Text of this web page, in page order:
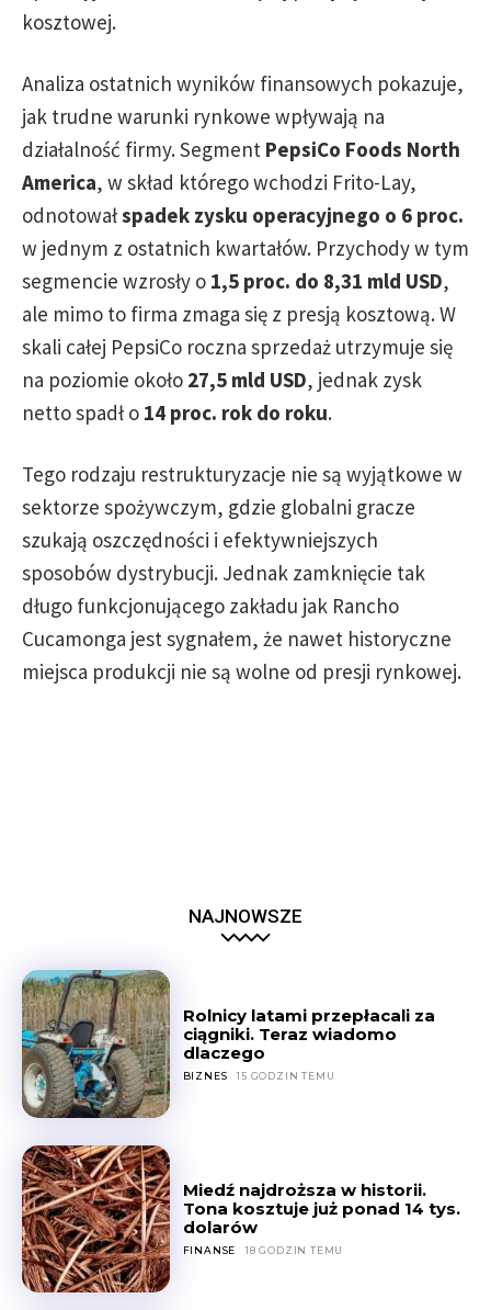
kosztowej.
Analiza ostatnich wyników finansowych pokazuje,
jak trudne warunki rynkowe wpływają na
działalność firmy. Segment PepsiCo Foods North
America, w skład którego wchodzi Frito-Lay,
odnotowałspadek zysku operacyjnego o 6 proc.
w jednym z ostatnich kwartałów. Przychody w tym
segmencie wzrosły o 1,5 proc. do 8,31 mld USD,
ale mimo to firma zmaga się z presją kosztową. W
skali całej PepsiCo roczna sprzedaż utrzymuje się
na poziomie około 27,5 mld USD, jednak zysk
netto spadł o 14 proc. rok do roku.
Tego rodzaju restrukturyzacje nie są wyjątkowe w
sektorze spożywczym, gdzie globalni gracze
szukają oszczędności i efektywniejszych
sposobów dystrybucji. Jednak zamknięcie tak
długo funkcjonującego zakładu jak Rancho
Cucamonga jest sygnałem, że nawet historyczne
miejsca produkcji nie są wolne od presji rynkowej.
NAJNOWSZE
Rolnicy latami przepłacali za
ciągniki. Teraz wiadomo
dlaczego
BIZNES 15 GODZIN TEMU
Miedź najdroższa w historii.
Tona kosztuje już ponad 14 tys.
dolarów
FINANSE 18 GODZIN TEMU